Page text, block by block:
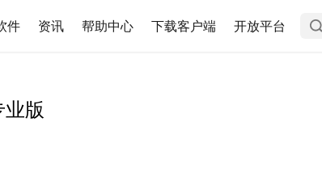
件 资讯 帮助中心 下载客户端 开放平台
版